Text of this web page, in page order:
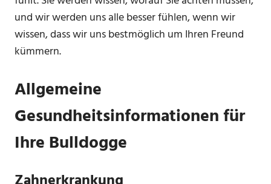
und wir werden uns alle besser fühlen, wenn wir
wissen, dass wir uns bestmöglich um Ihren Freund
kümmern.
Allgemeine
Gesundheitsinformationen für
Ihre Bulldogge